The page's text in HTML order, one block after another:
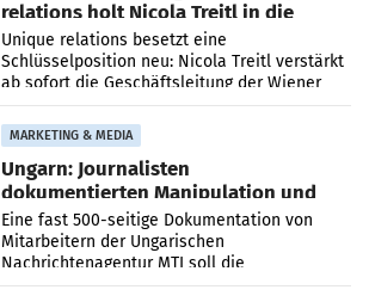
relations holt Nicola Treitl in die
Geschäftsleitung
Unique relations besetzt eine
Schlüsselposition neu: Nicola Treitl verstärkt
ab sofort die Geschäftsleitung der Wiener
PR-Agentur an der Seite von Josef Kalina und
Anna Kalina-Mahr.
MARKETING & MEDIA
Ungarn: Journalisten
dokumentierten Manipulation und
Zensur
Eine fast 500-seitige Dokumentation von
Mitarbeitern der Ungarischen
Nachrichtenagentur MTI soll die
systematische Nachrichten-Manipulation und